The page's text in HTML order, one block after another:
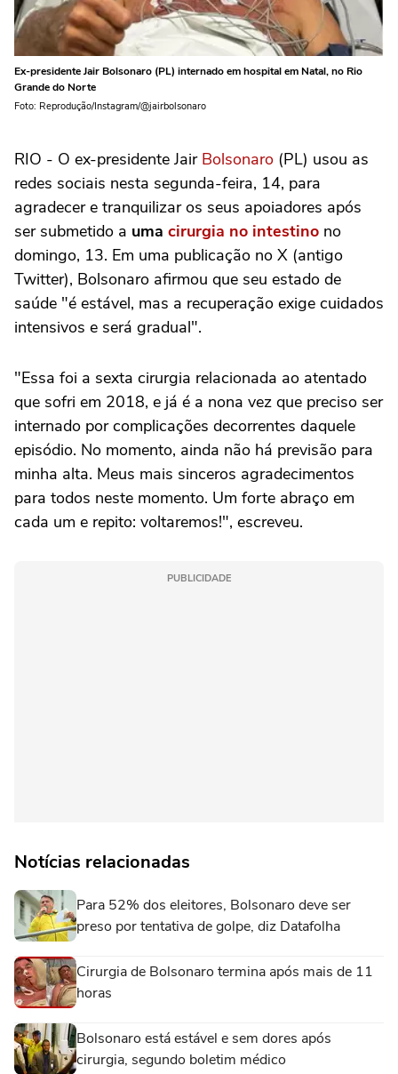
Ex-presidente Jair Bolsonaro (PL) internado em hospital em Natal, no Rio
Grande do Norte
Foto: Reprodução/Instagram/@jairbolsonaro
RIO - O ex-presidente Jair Bolsonaro (PL) usou as
redes sociais nesta segunda-feira, 14, para
agradecer e tranquilizar os seus apoiadores após
ser submetido a uma cirurgia no intestino no
domingo, 13. Em uma publicação no X (antigo
Twitter), Bolsonaro afirmou que seu estado de
saúde "é estável, mas a recuperação exige cuidados
intensivos e será gradual".
"Essa foi a sexta cirurgia relacionada ao atentado
que sofri em 2018, e já é a nona vez que preciso ser
internado por complicações decorrentes daquele
episódio. No momento, ainda não há previsão para
minha alta. Meus mais sinceros agradecimentos
para todos neste momento. Um forte abraço em
cada um e repito: voltaremos!", escreveu.
PUBLICIDADE
Notícias relacionadas
Para 52% dos eleitores, Bolsonaro deve ser
preso por tentativa de golpe, diz Datafolha
Cirurgia de Bolsonaro termina após mais de 11
horas
Bolsonaro está estável e sem dores após
cirurgia, segundo boletim médico